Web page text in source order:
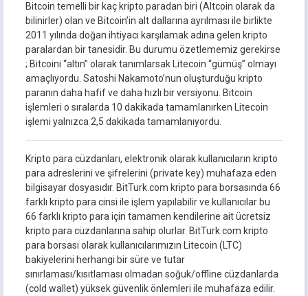
Bitcoin temelli bir kaç kripto paradan biri (Altcoin olarak da
bilinirler) olan ve Bitcoin’in alt dallarına ayrılması ile birlikte
2011 yılında doğan ihtiyacı karşılamak adına gelen kripto
paralardan bir tanesidir. Bu durumu özetlememiz gerekirse
; Bitcoini “altın” olarak tanımlarsak Litecoin “gümüş” olmayı
amaçlıyordu. Satoshi Nakamoto’nun oluşturduğu kripto
paranın daha hafif ve daha hızlı bir versiyonu. Bitcoin
işlemleri o sıralarda 10 dakikada tamamlanırken Litecoin
işlemi yalnızca 2,5 dakikada tamamlanıyordu.
Kripto para cüzdanları, elektronik olarak kullanıcıların kripto
para adreslerini ve şifrelerini (private key) muhafaza eden
bilgisayar dosyasıdır. BitTurk.com kripto para borsasında 66
farklı kripto para cinsi ile işlem yapılabilir ve kullanıcılar bu
66 farklı kripto para için tamamen kendilerine ait ücretsiz
kripto para cüzdanlarına sahip olurlar. BitTurk.com kripto
para borsası olarak kullanıcılarımızın Litecoin (LTC)
bakiyelerini herhangi bir süre ve tutar
sınırlaması/kısıtlaması olmadan soğuk/offline cüzdanlarda
(cold wallet) yüksek güvenlik önlemleri ile muhafaza edilir.